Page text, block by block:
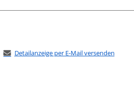
Detailanzeige per E-Mail versenden